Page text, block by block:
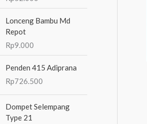
Lonceng Bambu Md
Repot
Rp9.000
Penden 415 Adiprana
Rp726.500
Dompet Selempang
Type 21